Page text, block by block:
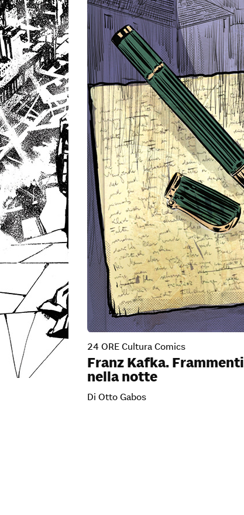
24 ORE Cultura Comics
Franz Kafka. Frammenti
nella notte
Di Otto Gabos